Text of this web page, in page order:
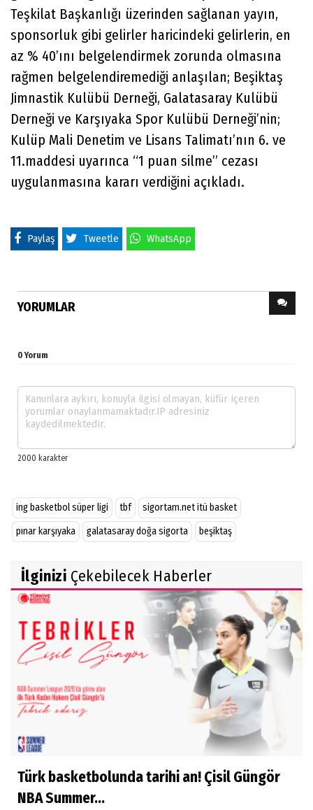
Teşkilat Başkanlığı üzerinden sağlanan yayın,
sponsorluk gibi gelirler haricindeki gelirlerin, en
az % 40’ını belgelendirmek zorunda olmasına
rağmen belgelendiremediği anlaşılan; Beşiktaş
Jimnastik Kulübü Derneği, Galatasaray Kulübü
Derneği ve Karşıyaka Spor Kulübü Derneği’nin;
Kulüp Mali Denetim ve Lisans Talimatı’nın 6. ve
11.maddesi uyarınca “1 puan silme” cezası
uygulanmasına kararı verdiğini açıkladı.
Paylaş Tweetle WhatsApp
YORUMLAR
0 Yorum
ing basketbol süper ligi tbf
sigortam.net itü basket
pınar karşıyaka
galatasaray doğa sigorta beşiktaş
İlginizi Çekebilecek Haberler
Türk basketbolunda tarihi an! Çisil Güngör
NBA Summer...